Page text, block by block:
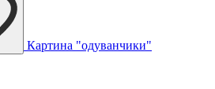
Картина "одуванчики"